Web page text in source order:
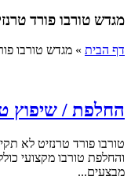
מגדש טורבו פורד
דף הבית » מגדש טורבו
החלפת / שיפוץ
טורבו פורד טרנזיט לא
והחלפת טורבו מקצועי
מבצעים...